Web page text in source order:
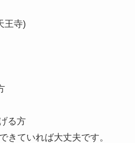
王寺)
る方
ていれば大丈夫です。